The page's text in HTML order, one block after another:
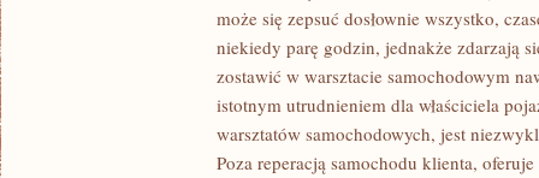
PRZERÓŻNE
może się zepsuć dosłownie wszystko,
niekiedy parę godzin, jednakże zdarzają
zostawić w warsztacie samochodowym
istotnym utrudnieniem dla właściciela
warsztatów samochodowych, jest
Poza reperacją samochodu klienta,